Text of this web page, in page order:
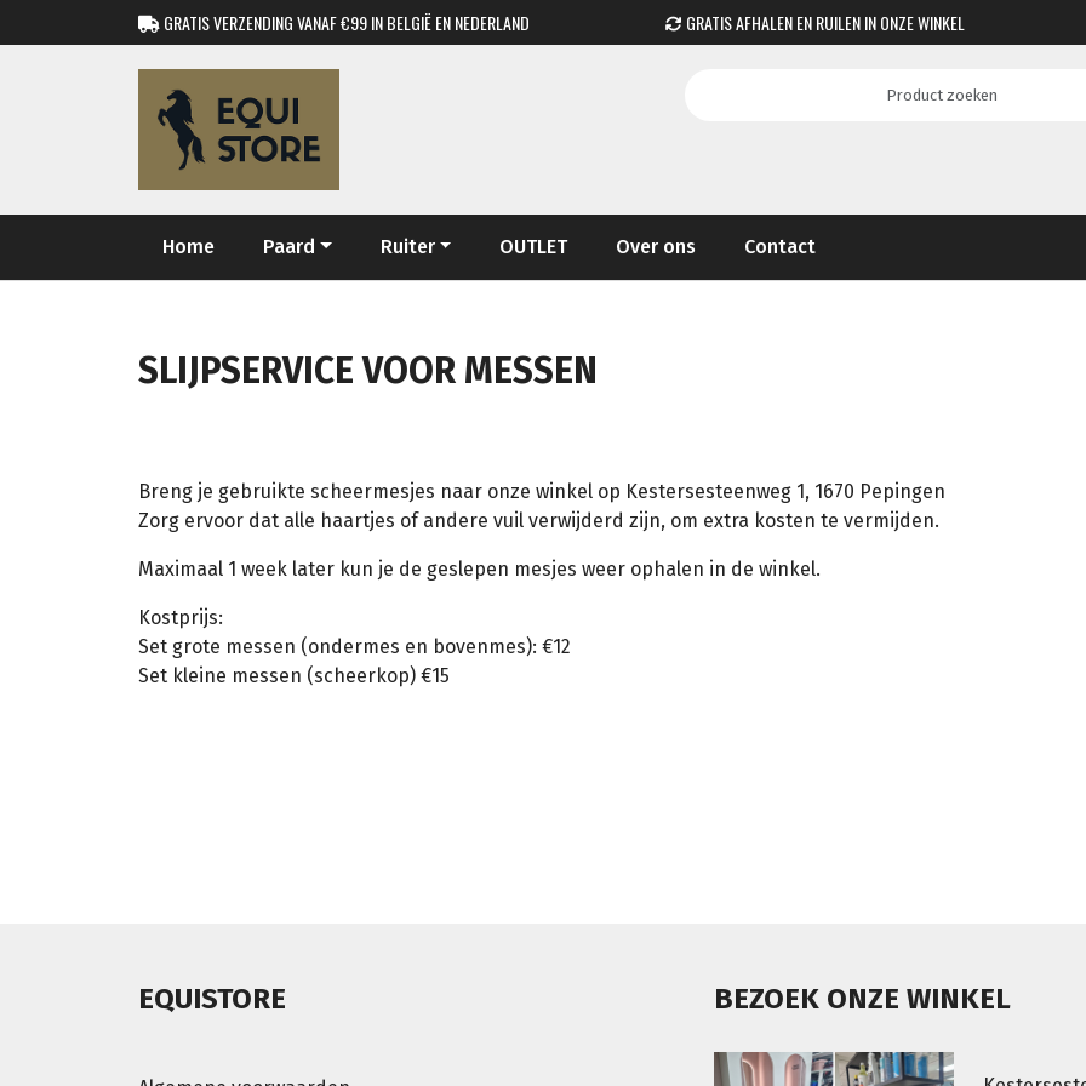
GRATIS VERZENDING VANAF €99 IN BELGIË EN NEDERLAND GRATIS AFHALEN EN RUILEN IN ONZE WINKEL
Home Paard Ruiter OUTLET Over ons Contact
SLIJPSERVICE VOOR MESSEN
Breng je gebruikte scheermesjes naar onze winkel op Kestersesteenweg 1, 1670 Pepingen
Zorg ervoor dat alle haartjes of andere vuil verwijderd zijn, om extra kosten te vermijden.
Maximaal 1 week later kun je de geslepen mesjes weer ophalen in de winkel.
Kostprijs:
Set grote messen (ondermes en bovenmes): €12
Set kleine messen (scheerkop) €15
EQUISTORE BEZOEK ONZE WINKEL